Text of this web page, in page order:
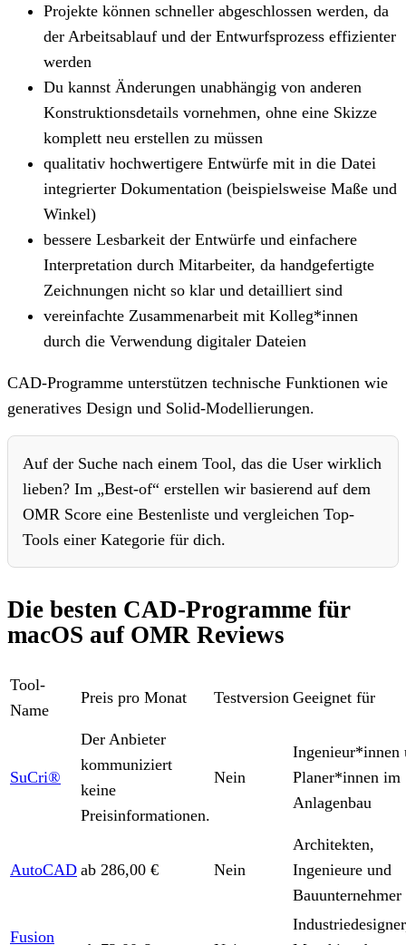
Projekte können schneller abgeschlossen werden, da
der Arbeitsablauf und der Entwurfsprozess effizienter
werden
Du kannst Änderungen unabhängig von anderen
Konstruktionsdetails vornehmen, ohne eine Skizze
komplett neu erstellen zu müssen
qualitativ hochwertigere Entwürfe mit in die Datei
integrierter Dokumentation (beispielsweise Maße und
Winkel)
bessere Lesbarkeit der Entwürfe und einfachere
Interpretation durch Mitarbeiter, da handgefertigte
Zeichnungen nicht so klar und detailliert sind
vereinfachte Zusammenarbeit mit Kolleg*innen
durch die Verwendung digitaler Dateien
CAD-Programme unterstützen technische Funktionen wie
generatives Design und Solid-Modellierungen.
Auf der Suche nach einem Tool, das die User wirklich
lieben? Im „Best-of“ erstellen wir basierend auf dem
OMR Score eine Bestenliste und vergleichen Top-
Tools einer Kategorie für dich.
Die besten CAD-Programme für
macOS auf OMR Reviews
Tool-
Name
Preis pro Monat Testversion Geeignet für
SuCri®
Der Anbieter
kommuniziert
keine
Preisinformationen.
Nein
Ingenieur*innen
Planer*innen im
Anlagenbau
AutoCAD ab 286,00 € Nein
Architekten,
Ingenieure und
Bauunternehmer
Fusion